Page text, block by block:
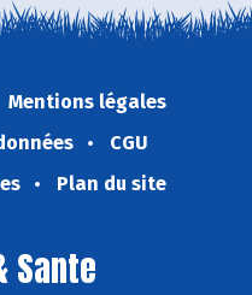
Mentions légales
CGU
Plan du site
Sante